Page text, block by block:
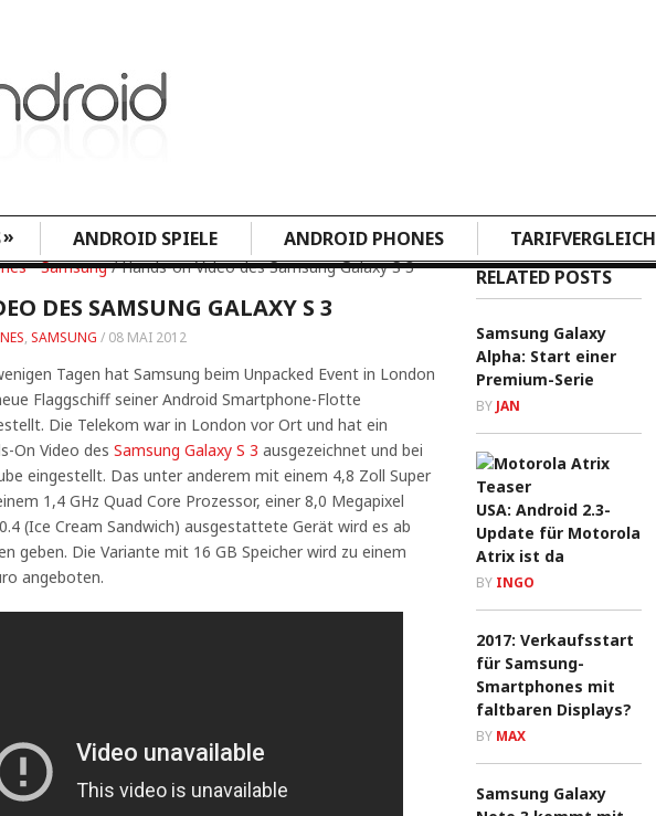
» ANDROID SPIELE ANDROID PHONES TARIFVERGLEICH
•Samsung/ Hands-on Video des Samsung Galaxy S 3
DES SAMSUNG GALAXY S 3
, SAMSUNG / 08 MAI 2012
Tagen hat Samsung beim Unpacked Event in London
Flaggschiff seiner Android Smartphone-Flotte
Die Telekom war in London vor Ort und hat ein
On Video des Samsung Galaxy S 3 ausgezeichnet und bei
eingestellt. Das unter anderem mit einem 4,8 Zoll Super
1,4 GHz Quad Core Prozessor, einer 8,0 Megapixel
(Ice Cream Sandwich) ausgestattete Gerät wird es ab
geben. Die Variante mit 16 GB Speicher wird zu einem
angeboten.
RELATED POSTS
Samsung Galaxy
Alpha: Start einer
Premium-Serie
BY JAN
USA: Android 2.3-
Update für Motorola
Atrix ist da
BY INGO
2017: Verkaufsstart
für Samsung-
Smartphones mit
faltbaren Displays?
BY MAX
Samsung Galaxy